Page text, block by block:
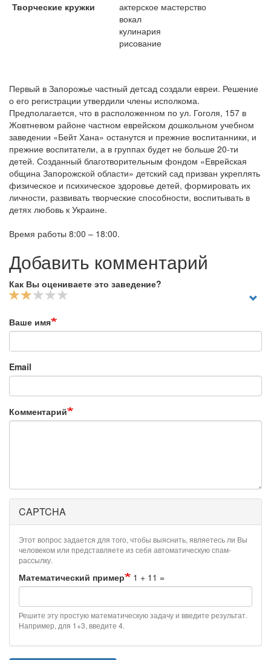
Творческие кружки
актерское мастерство
вокал
кулинария
рисование
Первый в Запорожье частный детсад создали евреи. Решение
о его регистрации утвердили члены исполкома.
Предполагается, что в расположенном по ул. Гоголя, 157 в
Жовтневом районе частном еврейском дошкольном учебном
заведении «Бейт Хана» останутся и прежние воспитанники, и
прежние воспитатели, а в группах будет не больше 20-ти
детей. Созданный благотворительным фондом «Еврейская
община Запорожской области» детский сад призван укреплять
физическое и психическое здоровье детей, формировать их
личности, развивать творческие способности, воспитывать в
детях любовь к Украине.
Время работы 8:00 – 18:00.
Добавить комментарий
Как Вы оцениваете это заведение?
Ваше имя
Email
Комментарий
CAPTCHA
Этот вопрос задается для того, чтобы выяснить, являетесь ли Вы
человеком или представляете из себя автоматическую спам-
рассылку.
Математический пример 1 + 11 =
Решите эту простую математическую задачу и введите результат.
Например, для 1+3, введите 4.